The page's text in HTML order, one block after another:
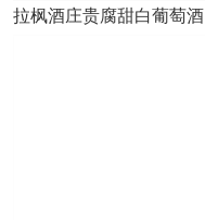
拉枫酒庄贵腐甜白葡萄酒